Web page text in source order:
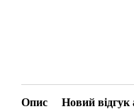
Опис Новий відгук